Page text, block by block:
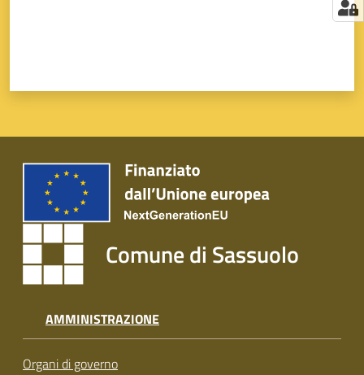
Comune di Sassuolo
AMMINISTRAZIONE
Organi di governo